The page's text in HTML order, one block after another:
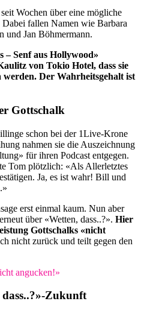
Wochen über eine mögliche
fallen Namen wie Barbara
und Jan Böhmermann.
Senf aus Hollywood»
von Tokio Hotel, dass sie
werden. Der Wahrheitsgehalt ist
Gottschalk
schon bei der 1Live-Krone
nahmen sie die Auszeichnung
für ihren Podcast entgegen.
Tom plötzlich: «Als Allerletztes
Ja, es ist wahr! Bill und
erst einmal kaum. Nun aber
über «Wetten, dass..?». Hier
Gottschalks «nicht
nicht zurück und teilt gegen den
angucken!»
Zukunft